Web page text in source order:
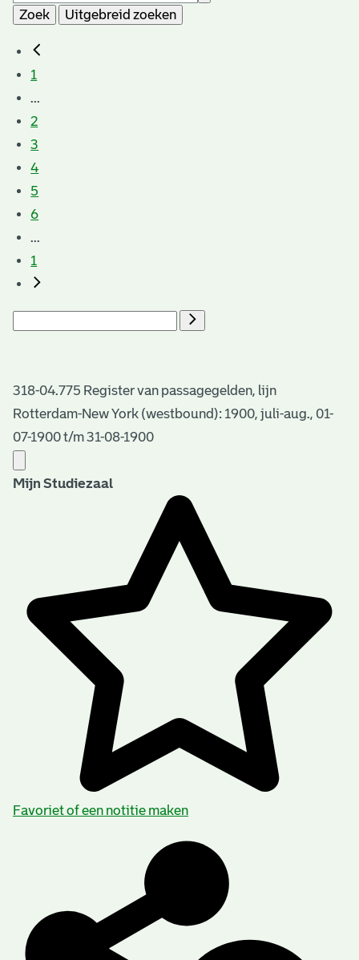
Zoek
Uitgebreid zoeken
1
...
2
3
4
5
6
...
1
318-04.775 Register van passagegelden, lijn
Rotterdam-New York (westbound): 1900, juli-aug., 01-
07-1900 t/m 31-08-1900
Mijn Studiezaal
Favoriet of een notitie maken